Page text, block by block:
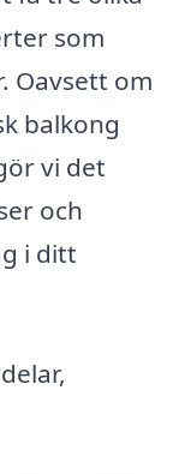
som
Oavsett om
balkong
vi det
och
i ditt